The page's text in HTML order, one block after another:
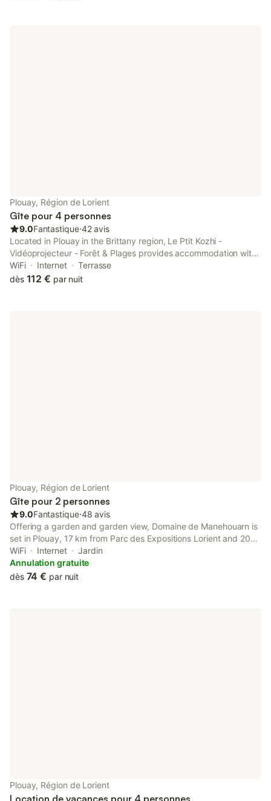
Plouay, Région de Lorient
Gîte pour 4 personnes
9.0Fantastique⋅42 avis
Located in Plouay in the Brittany region, Le Ptit Kozhi -
Vidéoprojecteur - Forêt & Plages provides accommodation with
free WiFi and free private parking.
WiFi Internet
Terrasse
dès 112 € par nuit
Plouay, Région de Lorient
Gîte pour 2 personnes
9.0Fantastique⋅48 avis
Offering a garden and garden view, Domaine de Manehouarn is
set in Plouay, 17 km from Parc des Expositions Lorient and 20
km from Lorient Train Station. Both free WiFi and parking on-site
are available at the apartment free of charge.
WiFi Internet
Jardin
Annulation gratuite
dès 74 € par nuit
Plouay, Région de Lorient
Location de vacances pour 4 personnes